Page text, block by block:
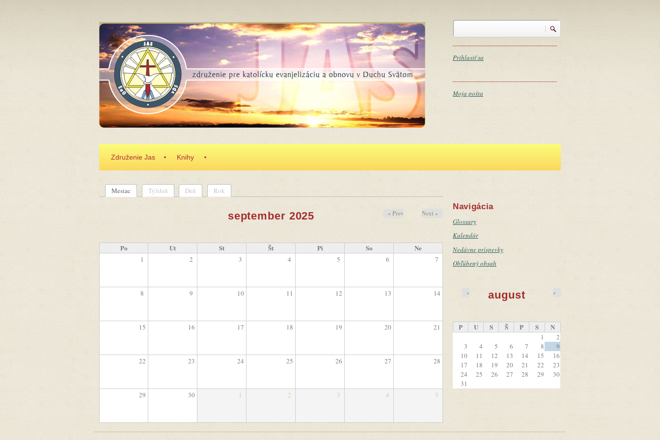
Vyhľadávanie
Prihlasiť sa
Moja pošta
Združenie Jas Knihy
Mesiac (aktívna karta)
Týždeň Deň Rok
september 2025 « Prev Next »
Po Ut St Št Pi So Ne
1 2 3 4 5 6 7
8 9 10 11 12 13 14
15 16 17 18 19 20 21
22 23 24 25 26 27 28
29 30 1 2 3 4 5
Navigácia
Glossary
Kalendár
Nedávne príspevky
Obľúbený obsah
august
« »
P U S Š P S N
1
2
3
4 5 6 7 8
9
10
11 12 13 14 15
16
17
18 19 20 21 22
23
24
25 26 27 28 29
30
31